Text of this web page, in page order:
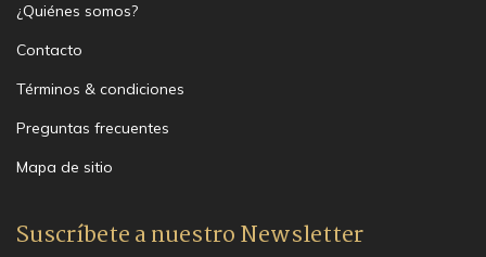
¿Quiénes somos?
Contacto
Términos & condiciones
Preguntas frecuentes
Mapa de sitio
Suscríbete a nuestro Newsletter